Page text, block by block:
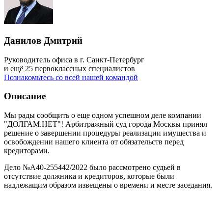
Данилов Дмитрий
Руководитель офиса в г. Санкт-Петербург
и ещё 25 первоклассных специалистов
Познакомьтесь со всей нашей командой
Описание
Мы рады сообщить о еще одном успешном деле компании
"ДОЛГАМ.НЕТ"! Арбитражный суд города Москвы принял
решение о завершении процедуры реализации имущества и
освобождении нашего клиента от обязательств перед
кредиторами.
Дело №А40-255442/2022 было рассмотрено судьей в
отсутствие должника и кредиторов, которые были
надлежащим образом извещены о времени и месте заседания.